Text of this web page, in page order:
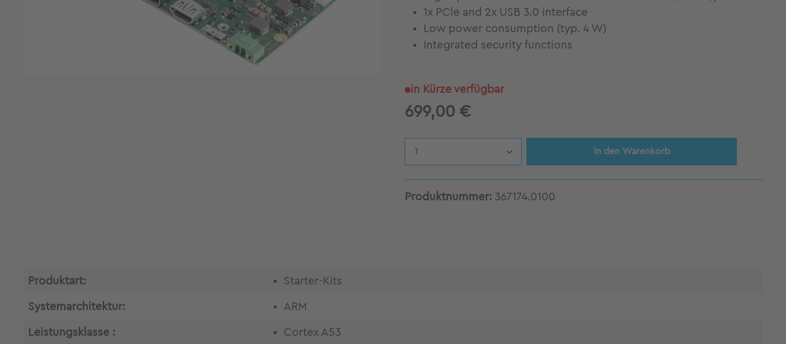
1x PCle and 2x USB 3.0 interface
Low power consumption (typ. 4 W)
Integrated security functions
in Kürze verfügbar
699,00 €
Produkt Anzahl: Gib den gewünschten Wert ein oder
In den Warenkorb
Produktnummer: 367174.0100
Produktart: Starter-Kits
Systemarchitektur: ARM
Leistungsklasse : Cortex A53